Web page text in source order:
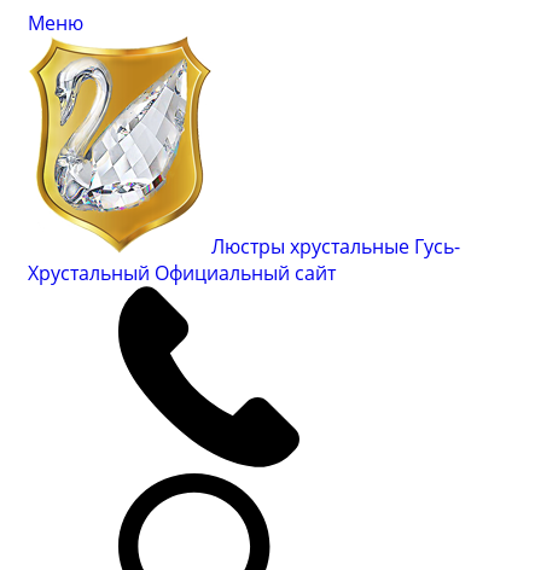
Меню
Люстры хрустальные Гусь-
Хрустальный Официальный сайт